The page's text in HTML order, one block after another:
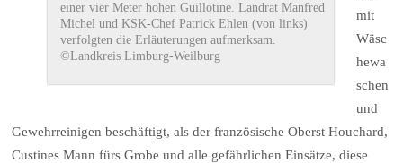
einer vier Meter hohen Guillotine. Landrat Manfred
Michel und KSK-Chef Patrick Ehlen (von links)
verfolgten die Erläuterungen aufmerksam.
©Landkreis Limburg-Weilburg
mit
Wäsc
hewa
schen
und
Gewehrreinigen beschäftigt, als der französische Oberst Houchard,
Custines Mann fürs Grobe und alle gefährlichen Einsätze, diese